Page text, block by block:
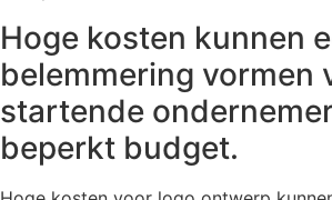
Hoge kosten kunnen
belemmering vormen
startende
beperkt budget.